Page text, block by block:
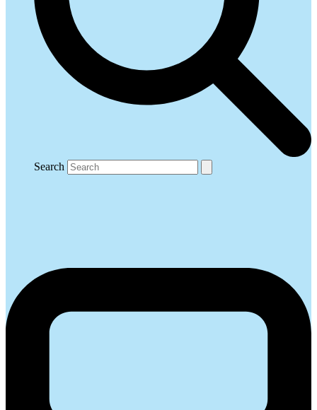
Search